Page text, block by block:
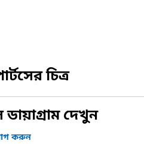
চিত্র
ডায়াগ্রাম দেখুন
করুন